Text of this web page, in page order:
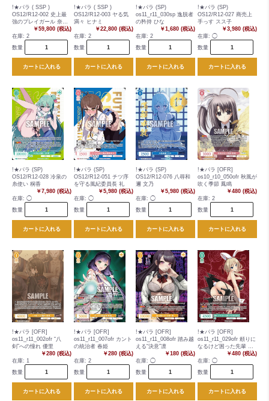
!★パラ ( SSP )
OS12/R12-002 史上最
強のプレイガール 奈々
￥59,800 (税込)
在庫: 2
数量
カートに入れる
!★パラ ( SSP )
OS12/R12-003 ヤる気
満々 ヒナミ
￥22,800 (税込)
在庫: 2
数量
カートに入れる
!★パラ (SP)
os11_r11_030sp 逸脱者
の矜持 ひな
￥1,680 (税込)
在庫: 2
数量
カートに入れる
!★パラ (SP)
OS12/R12-027 商売上
手っす スス子
￥3,980 (税込)
在庫: ◯
数量
カートに入れる
!★パラ (SP)
OS12/R12-028 冷泉の
糸使い 桐香
￥7,980 (税込)
在庫: ◯
数量
カートに入れる
!★パラ (SP)
OS12/R12-051 チツ序
を守る風紀委員長 礼
￥5,980 (税込)
在庫: ◯
数量
カートに入れる
!★パラ (SP)
OS12/R12-076 八尋和
邇 文乃
￥5,980 (税込)
在庫: ◯
数量
カートに入れる
!★パラ [OFR]
os10_r10_050ofr 秋風が
吹く季節 鳳鳴
￥480 (税込)
在庫: 2
数量
カートに入れる
!★パラ [OFR]
os11_r11_002ofr “八
剣”への憧れ 優里
￥280 (税込)
在庫: 1
数量
カートに入れる
!★パラ [OFR]
os11_r11_007ofr カント
の統治者 春姫
￥280 (税込)
在庫: 2
数量
カートに入れる
!★パラ [OFR]
os11_r11_008ofr 踏み越
える“決意”凛
￥180 (税込)
在庫: ◯
数量
カートに入れる
!★パラ [OFR]
os11_r11_029ofr 頼りに
なるけど困った先輩 弥
￥480 (税込)
在庫: ◯
数量
カートに入れる